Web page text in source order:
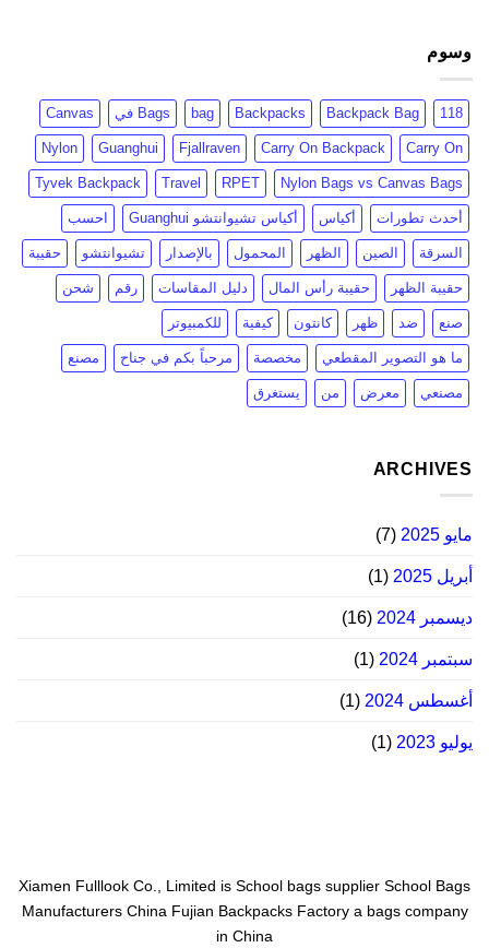
وسوم
118
Backpack Bag
Backpacks
bag Bags في Canvas
Carry On
Carry On Backpack
Fjallraven
Guanghui
Nylon
Nylon Bags vs Canvas Bags
RPET
Travel
Tyvek Backpack
أحدث تطورات أكياس أكياس تشيوانتشو Guanghui احسب
السرقة الصين الظهر المحمول بالإصدار تشيوانتشو حقيبة
حقيبة الظهر حقيبة رأس المال دليل المقاسات رقم شحن
صنع ضد ظهر كانتون كيفية للكمبيوتر
ما هو التصوير المقطعي مخصصة مرحباً بكم في جناح مصنع
مصنعي معرض من يستغرق
ARCHIVES
مايو 2025 (7)
أبريل 2025 (1)
ديسمبر 2024 (16)
سبتمبر 2024 (1)
أغسطس 2024 (1)
يوليو 2023 (1)
Xiamen Fulllook Co., Limited is School bags supplier School Bags
Manufacturers China Fujian Backpacks Factorya bags company
in China